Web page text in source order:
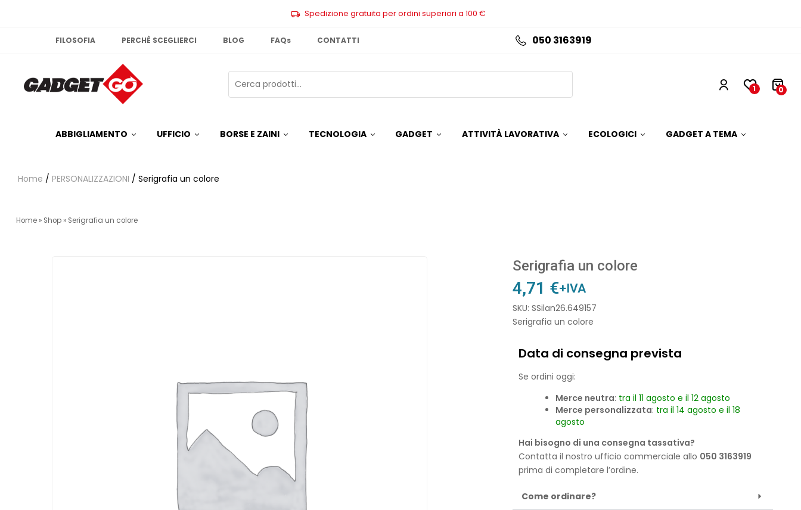
Spedizione gratuita per ordini superiori a 100 €
FILOSOFIA PERCHÈ SCEGLIERCI BLOG FAQs CONTATTI 050 3163919
1 0
ABBIGLIAMENTO UFFICIO BORSE E ZAINI TECNOLOGIA GADGET ATTIVITÀ LAVORATIVA ECOLOGICI GADGET A TEMA
Home / PERSONALIZZAZIONI / Serigrafia un colore
Home » Shop » Serigrafia un colore
Serigrafia un colore
4,71 €+IVA
SKU: SSilan26.649157
Serigrafia un colore
Data di consegna prevista
Se ordini oggi:
Merce neutra: tra il 11 agosto e il 12 agosto
Merce personalizzata: tra il 14 agosto e il 18
agosto
Hai bisogno di una consegna tassativa?
Contatta il nostro ufficio commerciale allo 050 3163919
prima di completare l’ordine.
Come ordinare?